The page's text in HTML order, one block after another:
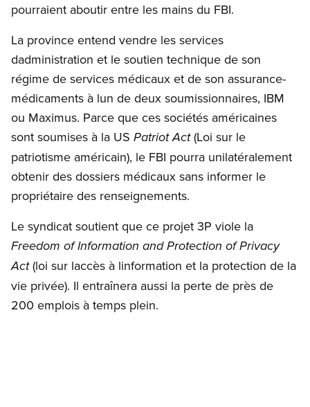
pourraient aboutir entre les mains du FBI.
La province entend vendre les services
dadministration et le soutien technique de son
régime de services médicaux et de son assurance-
médicaments à lun de deux soumissionnaires, IBM
ou Maximus. Parce que ces sociétés américaines
sont soumises à la US Patriot Act(Loi sur le
patriotisme américain), le FBI pourra unilatéralement
obtenir des dossiers médicaux sans informer le
propriétaire des renseignements.
Le syndicat soutient que ce projet 3P viole la
Freedom of Information and Protection of Privacy
Act(loi sur laccès à linformation et la protection de la
vie privée). Il entraînera aussi la perte de près de
200 emplois à temps plein.